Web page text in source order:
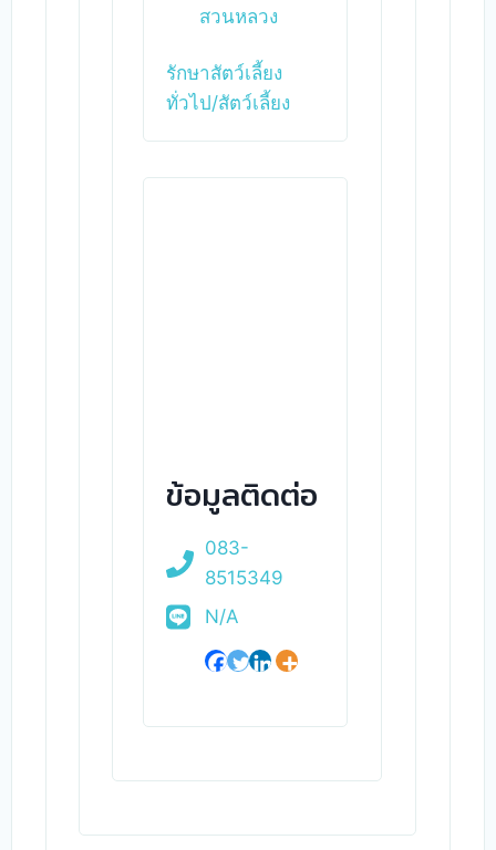
สวนหลวง
รักษาสัตว์เลี้ยง
ทั่วไป/สัตว์เลี้ยง
ข้อมูลติดต่อ
083-
8515349
N/A